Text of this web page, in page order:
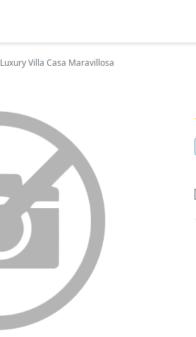
Luxury Villa Casa Maravillosa